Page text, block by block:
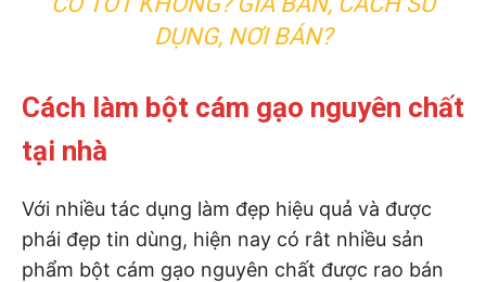
DỤNG, NƠI BÁN?
Cách làm bột cám gạo nguyên chất
tại nhà
Với nhiều tác dụng làm đẹp hiệu quả và được
phái đẹp tin dùng, hiện nay có rât nhiều sản
phẩm bột cám gạo nguyên chất được rao bán